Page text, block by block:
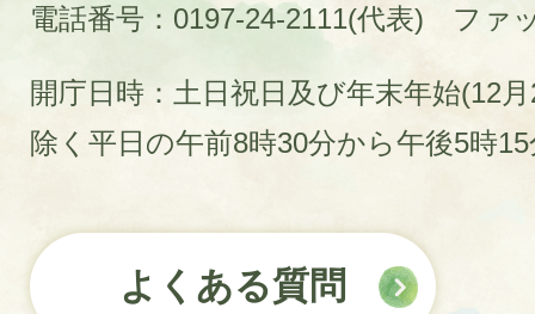
電話番号：0197-24-2111(代表)
ファ
開庁日時：土日祝日及び年末年始(12
除く平日の午前8時30分から午後5時
よくある質問